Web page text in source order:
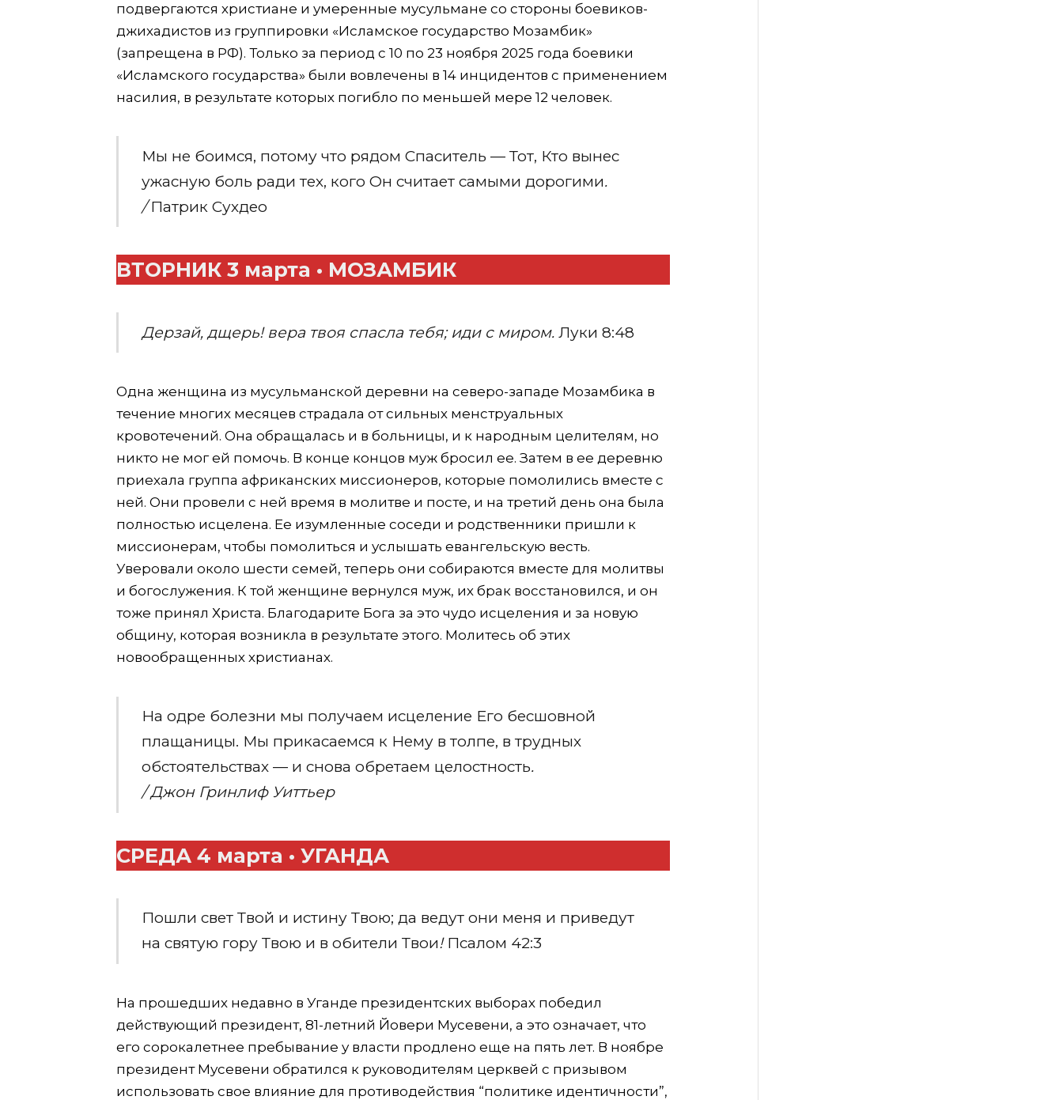
подвергаются христиане и умеренные мусульмане со стороны боевиков-
джихадистов из группировки «Исламское государство Мозамбик»
(запрещена в РФ). Только за период с 10 по 23 ноября 2025 года боевики
«Исламского государства» были вовлечены в 14 инцидентов с применением
насилия, в результате которых погибло по меньшей мере 12 человек.
Мы не боимся, потому что рядом Спаситель — Тот, Кто вынес
ужасную боль ради тех, кого Он считает самыми дорогими.
/Патрик Сухдео
ВТОРНИК 3 марта • МОЗАМБИК
Дерзай, дщерь! вера твоя спасла тебя; иди с миром. Луки 8:48
Одна женщина из мусульманской деревни на северо-западе Мозамбика в
течение многих месяцев страдала от сильных менструальных
кровотечений. Она обращалась и в больницы, и к народным целителям, но
никто не мог ей помочь. В конце концов муж бросил ее. Затем в ее деревню
приехала группа африканских миссионеров, которые помолились вместе с
ней. Они провели с ней время в молитве и посте, и на третий день она была
полностью исцелена. Ее изумленные соседи и родственники пришли к
миссионерам, чтобы помолиться и услышать евангельскую весть.
Уверовали около шести семей, теперь они собираются вместе для молитвы
и богослужения. К той женщине вернулся муж, их брак восстановился, и он
тоже принял Христа. Благодарите Бога за это чудо исцеления и за новую
общину, которая возникла в результате этого. Молитесь об этих
новообращенных христианах.
На одре болезни мы получаем исцеление Его бесшовной
плащаницы. Мы прикасаемся к Нему в толпе, в трудных
обстоятельствах — и снова обретаем целостность.
/ Джон Гринлиф Уиттьер
СРЕДА 4 марта • УГАНДА
Пошли свет Твой и истину Твою; да ведут они меня и приведут
на святую гору Твою и в обители Твои! Псалом 42:3
На прошедших недавно в Уганде президентских выборах победил
действующий президент, 81-летний Йовери Мусевени, а это означает, что
его сорокалетнее пребывание у власти продлено еще на пять лет. В ноябре
президент Мусевени обратился к руководителям церквей с призывом
использовать свое влияние для противодействия “политике идентичности”,